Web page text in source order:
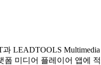
LEADTOOLS
미디어 플레이어 앱에